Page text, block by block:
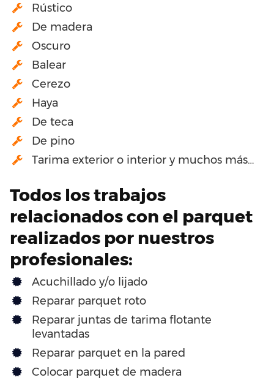
Rústico
De madera
Oscuro
Balear
Cerezo
Haya
De teca
De pino
Tarima exterior o interior y muchos más…
Todos los trabajos
relacionados con el parquet
realizados por nuestros
profesionales:
Acuchillado y/o lijado
Reparar parquet roto
Reparar juntas de tarima flotante
levantadas
Reparar parquet en la pared
Colocar parquet de madera